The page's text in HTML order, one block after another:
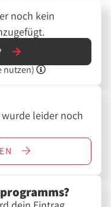
noch kein
nutzen)
leider noch